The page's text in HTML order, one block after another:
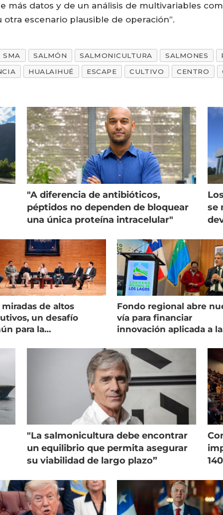
más datos y de un análisis de multivariables
escenario plausible de operación”.
SMA SALMÓN SALMONICULTURA SALMONES
HUALAIHUÉ ESCAPE CULTIVO CENTRO
"A diferencia de antibióticos,
péptidos no dependen de bloquear
una única proteína intracelular"
se
miradas de altos
un desafío
para la
Fondo regional abre
vía para financiar
innovación aplicada a la
"La salmonicultura debe encontrar
un equilibrio que permita asegurar
su viabilidad de largo plazo”